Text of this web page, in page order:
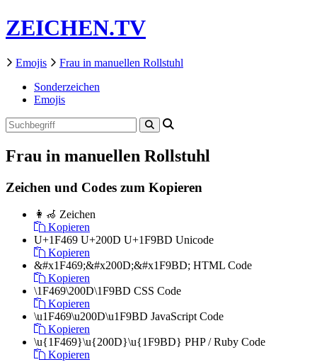
ZEICHEN.TV
Emojis
Frau in manuellen Rollstuhl
Sonderzeichen
Emojis
Frau in manuellen Rollstuhl
Zeichen und Codes zum Kopieren
👩‍🦽 Zeichen
Kopieren
U+1F469 U+200D U+1F9BD Unicode
Kopieren
&#x1F469;&#x200D;&#x1F9BD; HTML Code
Kopieren
\1F469\200D\1F9BD CSS Code
Kopieren
\u1F469\u200D\u1F9BD JavaScript Code
Kopieren
\u{1F469}\u{200D}\u{1F9BD} PHP / Ruby Code
Kopieren